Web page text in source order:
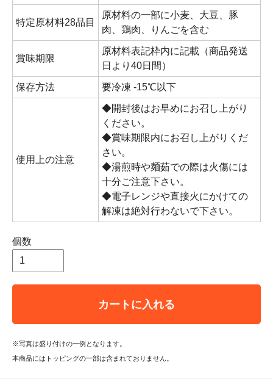
特定原材料28品目
原材料の一部に小麦、大豆、豚
肉、鶏肉、りんごを含む
賞味期限
原材料表記枠内に記載（商品発送
日より40日間）
保存方法 要冷凍 -15℃以下
使用上の注意
◆開封後はお早めにお召し上がり
ください。
◆賞味期限内にお召し上がりくだ
さい。
◆湯煎時や麺茹での際は火傷には
十分ご注意下さい。
◆電子レンジや直接火にかけての
解凍は絶対行わないで下さい。
個数
カートに入れる
※写真は盛り付けの一例となります。
本商品にはトッピングの一部は含まれておりません。